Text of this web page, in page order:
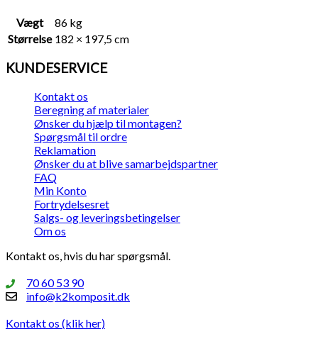
Vægt
86 kg
Størrelse 182 × 197,5 cm
KUNDESERVICE
Kontakt os
Beregning af materialer
Ønsker du hjælp til montagen?
Spørgsmål til ordre
Reklamation
Ønsker du at blive samarbejdspartner
FAQ
Min Konto
Fortrydelsesret
Salgs- og leveringsbetingelser
Om os
Kontakt os, hvis du har spørgsmål.
70 60 53 90
info@k2komposit.dk
Kontakt os (klik her)